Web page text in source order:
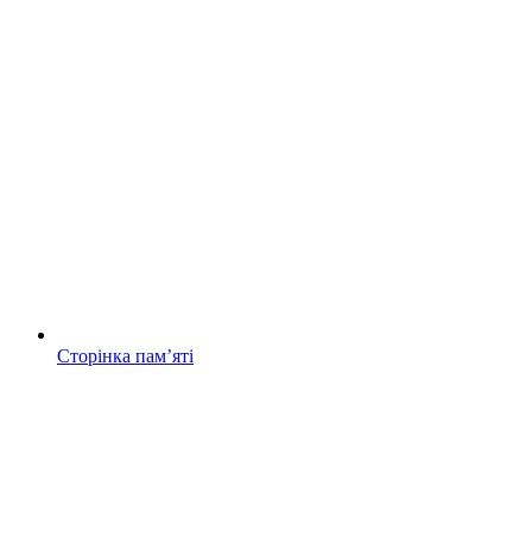
Сторінка памʼяті